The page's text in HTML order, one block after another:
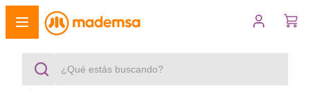
¿Qué estás buscando?